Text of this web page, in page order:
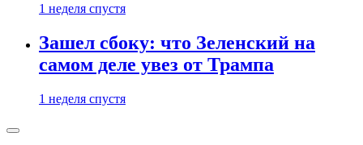
1 неделя спустя
Зашел сбоку: что Зеленский на
самом деле увез от Трампа
1 неделя спустя